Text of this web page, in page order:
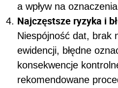
a wpływ na
Najczęstsze ryzyka i
Niespójność dat, brak
ewidencji, błędne
konsekwencje
rekomendowane